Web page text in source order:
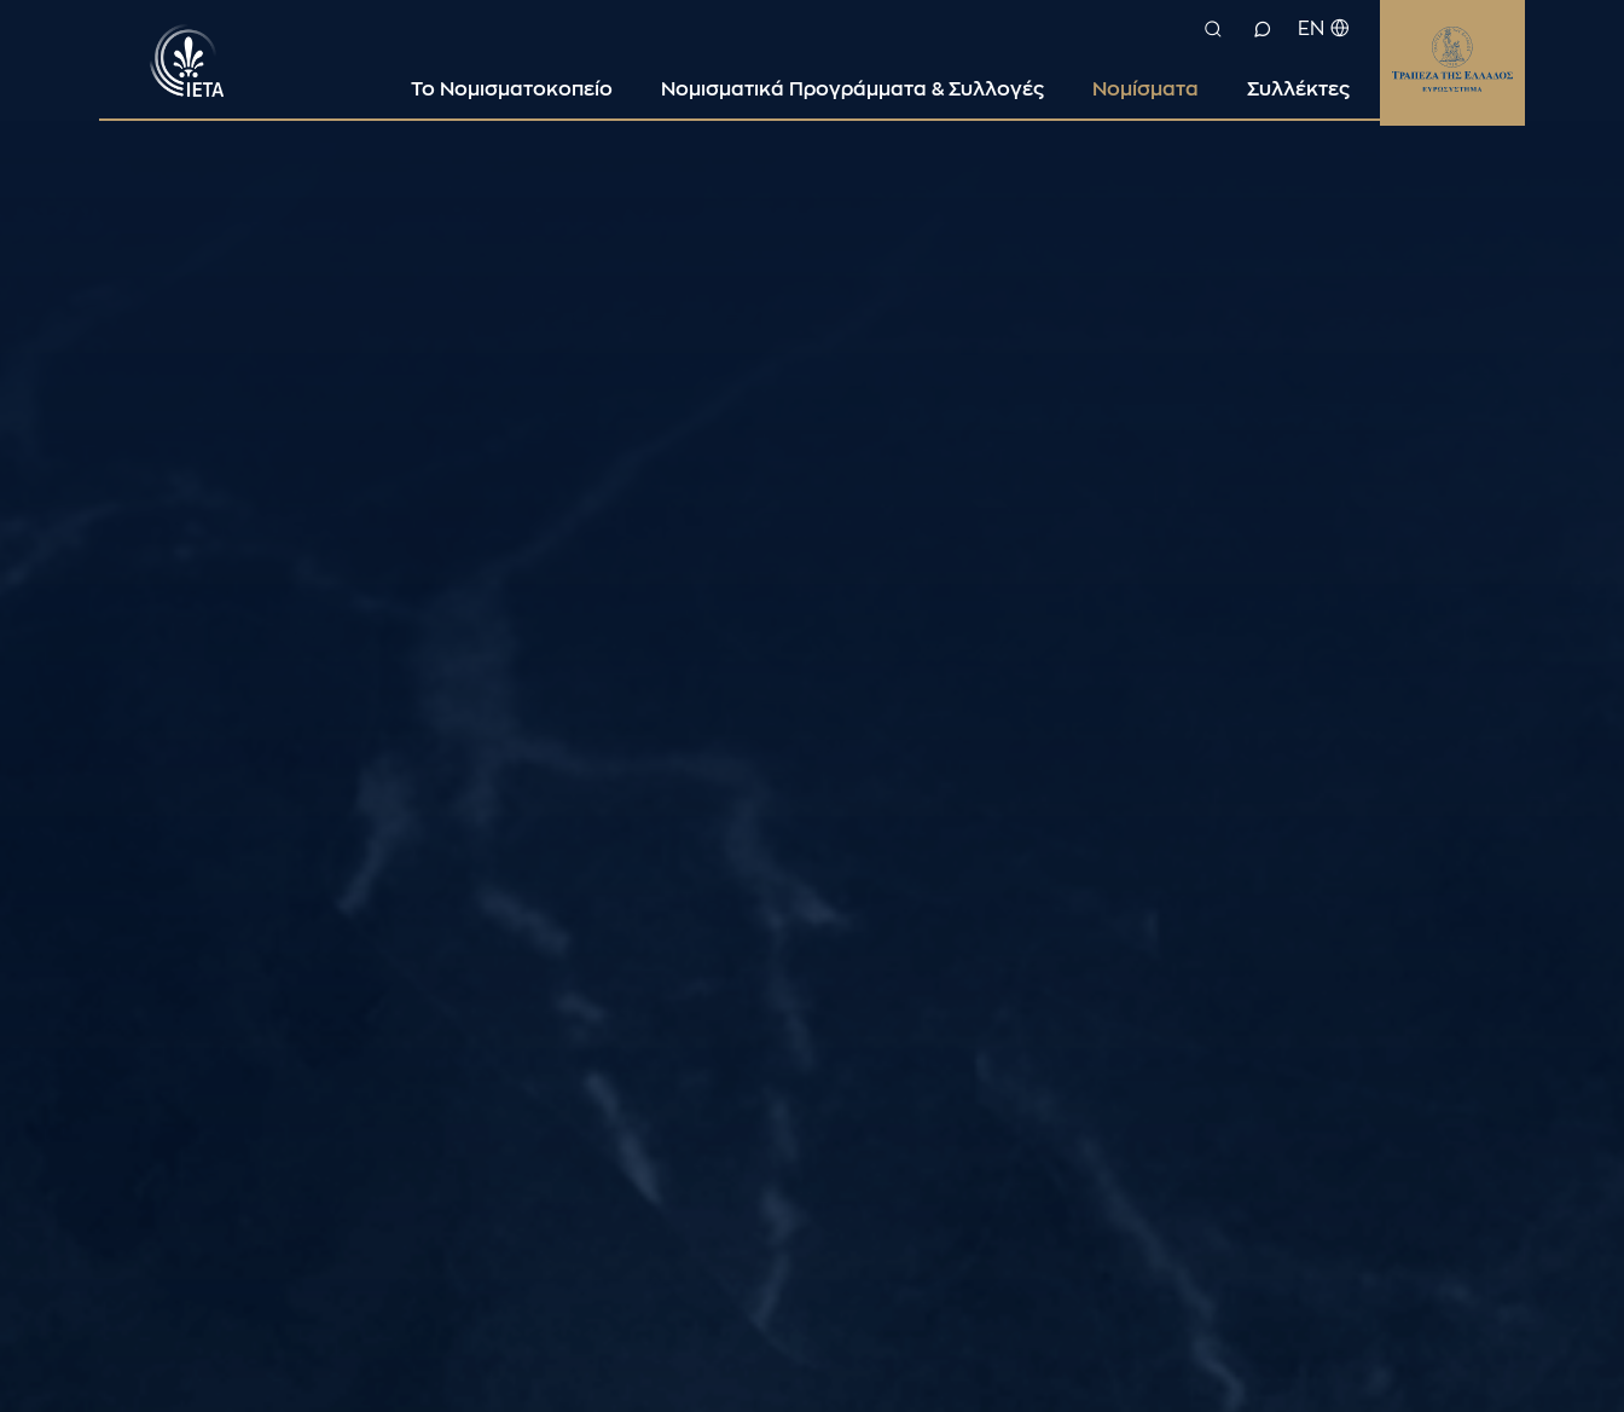
EN
Το Νομισματοκοπείο Νομισματικά Προγράμματα & Συλλογές Νομίσματα Συλλέκτες